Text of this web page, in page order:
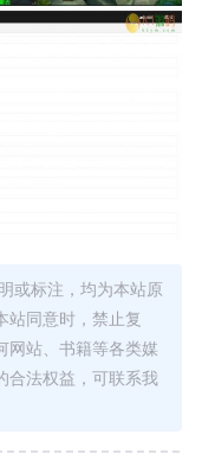
或标注，均为本站原
站同意时，禁止复
网站、书籍等各类媒
合法权益，可联系我